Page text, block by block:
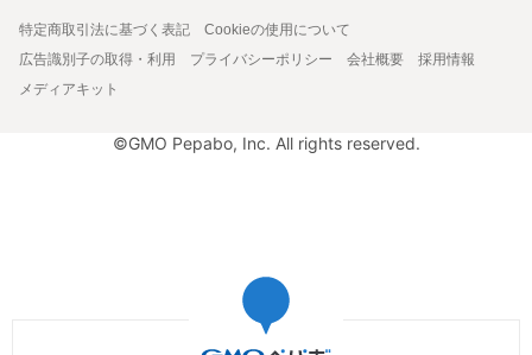
特定商取引法に基づく表記
Cookieの使用について
広告識別子の取得・利用
プライバシーポリシー 会社概要
採用情報
メディアキット
©GMO Pepabo, Inc. All rights reserved.